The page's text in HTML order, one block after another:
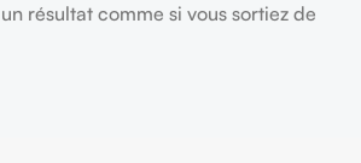
résultat comme si vous sortiez de